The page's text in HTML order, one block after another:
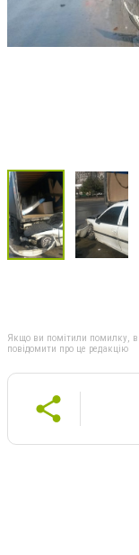
Якщо ви помітили помилку,
повідомити про це редакцію